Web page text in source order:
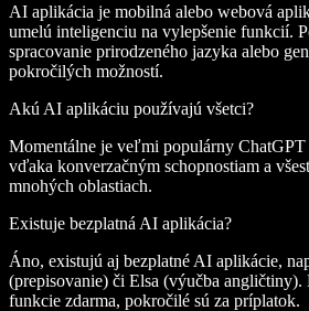
AI aplikácia je mobilná alebo webová
umelú inteligenciu na vylepšenie funkcií.
spracovanie prirodzeného jazyka alebo
pokročilých možností.
Akú AI aplikáciu používajú všetci?
Momentálne je veľmi populárny
vďaka konverzačným schopnostiam a
mnohých oblastiach.
Existuje bezplatná AI aplikácia?
Áno, existujú aj bezplatné AI aplikácie,
(prepisovanie) či Elsa (výučba angličtiny).
funkcie zdarma, pokročilé sú za príplatok.